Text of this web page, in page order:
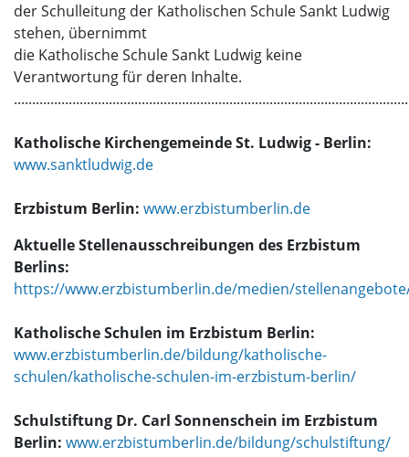
der Schulleitung der Katholischen Schule Sankt Ludwig
stehen, übernimmt
die Katholische Schule Sankt Ludwig keine
Verantwortung für deren Inhalte.
Katholische Kirchengemeinde St. Ludwig - Berlin:
www.sanktludwig.de
Erzbistum Berlin: www.erzbistumberlin.de
Aktuelle Stellenausschreibungen des Erzbistum
Berlins:
https://www.erzbistumberlin.de/medien/
Katholische Schulen im Erzbistum Berlin:
www.erzbistumberlin.de/bildung/katholische-
schulen/katholische-schulen-im-erzbistum-berlin/
Schulstiftung Dr. Carl Sonnenschein im Erzbistum
Berlin: www.erzbistumberlin.de/bildung/schulstiftung/